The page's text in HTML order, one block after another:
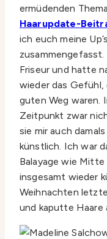
ermüdenden
Haarupdate-
ich euch meine
zusammengefasst.
Friseur und hatte
wieder das Gefühl,
guten Weg waren.
Zeitpunkt zwar
sie mir auch
künstlich. Ich war
Balayage wie
insgesamt wieder
Weihnachten
und kaputte